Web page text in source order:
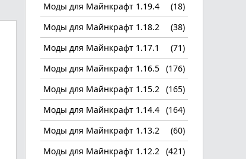
Моды для Майнкрафт 1.19.4
(18)
Моды для Майнкрафт 1.18.2
(38)
Моды для Майнкрафт 1.17.1
(71)
Моды для Майнкрафт 1.16.5 (176)
Моды для Майнкрафт 1.15.2 (165)
Моды для Майнкрафт 1.14.4 (164)
Моды для Майнкрафт 1.13.2
(60)
Моды для Майнкрафт 1.12.2 (421)